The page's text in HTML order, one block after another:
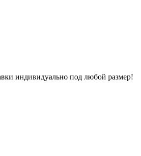
индивидуально под любой размер!